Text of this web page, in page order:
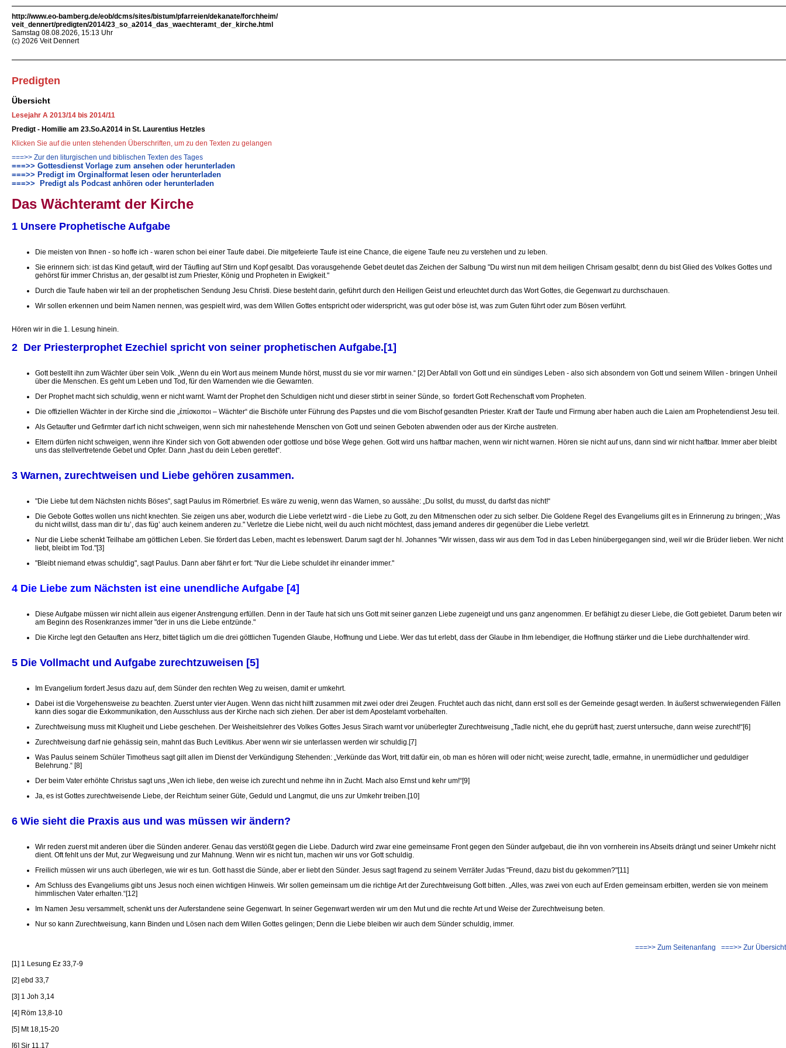
http://www.eo-bamberg.de/eob/dcms/sites/bistum/pfarreien/dekanate/forchheim/
veit_dennert/predigten/2014/23_so_a2014_das_waechteramt_der_kirche.html
Samstag 08.08.2026, 15:13 Uhr
(c) 2026 Veit Dennert
Predigten
Übersicht
Lesejahr A 2013/14 bis 2014/11
Predigt - Homilie am 23.So.A2014 in St. Laurentius Hetzles
Klicken Sie auf die unten stehenden Überschriften, um zu den Texten zu gelangen
===>> Zur den liturgischen und biblischen Texten des Tages
===>> Gottesdienst Vorlage zum ansehen oder herunterladen
===>> Predigt im Orginalformat lesen oder herunterladen
===>> Predigt als Podcast anhören oder herunterladen
Das Wächteramt der Kirche
1 Unsere Prophetische Aufgabe
Die meisten von Ihnen - so hoffe ich - waren schon bei einer Taufe dabei. Die mitgefeierte Taufe ist eine Chance, die eigene Taufe neu zu verstehen und zu leben.
Sie erinnern sich: ist das Kind getauft, wird der Täufling auf Stirn und Kopf gesalbt. Das vorausgehende Gebet deutet das Zeichen der Salbung "Du wirst nun mit dem heiligen Chrisam gesalbt; denn du bist Glied des Volkes Gottes und
gehörst für immer Christus an, der gesalbt ist zum Priester, König und Propheten in Ewigkeit."
Durch die Taufe haben wir teil an der prophetischen Sendung Jesu Christi. Diese besteht darin, geführt durch den Heiligen Geist und erleuchtet durch das Wort Gottes, die Gegenwart zu durchschauen.
Wir sollen erkennen und beim Namen nennen, was gespielt wird, was dem Willen Gottes entspricht oder widerspricht, was gut oder böse ist, was zum Guten führt oder zum Bösen verführt.
Hören wir in die 1. Lesung hinein.
2 Der Priesterprophet Ezechiel spricht von seiner prophetischen Aufgabe.[1]
Gott bestellt ihn zum Wächter über sein Volk. „Wenn du ein Wort aus meinem Munde hörst, musst du sie vor mir warnen.“ [2] Der Abfall von Gott und ein sündiges Leben - also sich absondern von Gott und seinem Willen - bringen Unheil
über die Menschen. Es geht um Leben und Tod, für den Warnenden wie die Gewarnten.
Der Prophet macht sich schuldig, wenn er nicht warnt. Warnt der Prophet den Schuldigen nicht und dieser stirbt in seiner Sünde, so fordert Gott Rechenschaft vom Propheten.
Die offiziellen Wächter in der Kirche sind die „ἐπίσκοποι – Wächter“ die Bischöfe unter Führung des Papstes und die vom Bischof gesandten Priester. Kraft der Taufe und Firmung aber haben auch die Laien am Prophetendienst Jesu teil.
Als Getaufter und Gefirmter darf ich nicht schweigen, wenn sich mir nahestehende Menschen von Gott und seinen Geboten abwenden oder aus der Kirche austreten.
Eltern dürfen nicht schweigen, wenn ihre Kinder sich von Gott abwenden oder gottlose und böse Wege gehen. Gott wird uns haftbar machen, wenn wir nicht warnen. Hören sie nicht auf uns, dann sind wir nicht haftbar. Immer aber bleibt
uns das stellvertretende Gebet und Opfer. Dann „hast du dein Leben gerettet“.
3 Warnen, zurechtweisen und Liebe gehören zusammen.
"Die Liebe tut dem Nächsten nichts Böses", sagt Paulus im Römerbrief. Es wäre zu wenig, wenn das Warnen, so aussähe: „Du sollst, du musst, du darfst das nicht!“
Die Gebote Gottes wollen uns nicht knechten. Sie zeigen uns aber, wodurch die Liebe verletzt wird - die Liebe zu Gott, zu den Mitmenschen oder zu sich selber. Die Goldene Regel des Evangeliums gilt es in Erinnerung zu bringen; „Was
du nicht willst, dass man dir tu’, das füg’ auch keinem anderen zu." Verletze die Liebe nicht, weil du auch nicht möchtest, dass jemand anderes dir gegenüber die Liebe verletzt.
Nur die Liebe schenkt Teilhabe am göttlichen Leben. Sie fördert das Leben, macht es lebenswert. Darum sagt der hl. Johannes "Wir wissen, dass wir aus dem Tod in das Leben hinübergegangen sind, weil wir die Brüder lieben. Wer nicht
liebt, bleibt im Tod."[3]
"Bleibt niemand etwas schuldig", sagt Paulus. Dann aber fährt er fort: "Nur die Liebe schuldet ihr einander immer."
4 Die Liebe zum Nächsten ist eine unendliche Aufgabe [4]
Diese Aufgabe müssen wir nicht allein aus eigener Anstrengung erfüllen. Denn in der Taufe hat sich uns Gott mit seiner ganzen Liebe zugeneigt und uns ganz angenommen. Er befähigt zu dieser Liebe, die Gott gebietet. Darum beten wir
am Beginn des Rosenkranzes immer "der in uns die Liebe entzünde."
Die Kirche legt den Getauften ans Herz, bittet täglich um die drei göttlichen Tugenden Glaube, Hoffnung und Liebe. Wer das tut erlebt, dass der Glaube in Ihm lebendiger, die Hoffnung stärker und die Liebe durchhaltender wird.
5 Die Vollmacht und Aufgabe zurechtzuweisen [5]
Im Evangelium fordert Jesus dazu auf, dem Sünder den rechten Weg zu weisen, damit er umkehrt.
Dabei ist die Vorgehensweise zu beachten. Zuerst unter vier Augen. Wenn das nicht hilft zusammen mit zwei oder drei Zeugen. Fruchtet auch das nicht, dann erst soll es der Gemeinde gesagt werden. In äußerst schwerwiegenden Fällen
kann dies sogar die Exkommunikation, den Ausschluss aus der Kirche nach sich ziehen. Der aber ist dem Apostelamt vorbehalten.
Zurechtweisung muss mit Klugheit und Liebe geschehen. Der Weisheitslehrer des Volkes Gottes Jesus Sirach warnt vor unüberlegter Zurechtweisung „Tadle nicht, ehe du geprüft hast; zuerst untersuche, dann weise zurecht!“[6]
Zurechtweisung darf nie gehässig sein, mahnt das Buch Levitikus. Aber wenn wir sie unterlassen werden wir schuldig.[7]
Was Paulus seinem Schüler Timotheus sagt gilt allen im Dienst der Verkündigung Stehenden: „Verkünde das Wort, tritt dafür ein, ob man es hören will oder nicht; weise zurecht, tadle, ermahne, in unermüdlicher und geduldiger
Belehrung.“ [8]
Der beim Vater erhöhte Christus sagt uns „Wen ich liebe, den weise ich zurecht und nehme ihn in Zucht. Mach also Ernst und kehr um!“[9]
Ja, es ist Gottes zurechtweisende Liebe, der Reichtum seiner Güte, Geduld und Langmut, die uns zur Umkehr treiben.[10]
6 Wie sieht die Praxis aus und was müssen wir ändern?
Wir reden zuerst mit anderen über die Sünden anderer. Genau das verstößt gegen die Liebe. Dadurch wird zwar eine gemeinsame Front gegen den Sünder aufgebaut, die ihn von vornherein ins Abseits drängt und seiner Umkehr nicht
dient. Oft fehlt uns der Mut, zur Wegweisung und zur Mahnung. Wenn wir es nicht tun, machen wir uns vor Gott schuldig.
Freilich müssen wir uns auch überlegen, wie wir es tun. Gott hasst die Sünde, aber er liebt den Sünder. Jesus sagt fragend zu seinem Verräter Judas "Freund, dazu bist du gekommen?"[11]
Am Schluss des Evangeliums gibt uns Jesus noch einen wichtigen Hinweis. Wir sollen gemeinsam um die richtige Art der Zurechtweisung Gott bitten. „Alles, was zwei von euch auf Erden gemeinsam erbitten, werden sie von meinem
himmlischen Vater erhalten.“[12]
Im Namen Jesu versammelt, schenkt uns der Auferstandene seine Gegenwart. In seiner Gegenwart werden wir um den Mut und die rechte Art und Weise der Zurechtweisung beten.
Nur so kann Zurechtweisung, kann Binden und Lösen nach dem Willen Gottes gelingen; Denn die Liebe bleiben wir auch dem Sünder schuldig, immer.
===>> Zum Seitenanfang
===>> Zur Übersicht
[1] 1 Lesung Ez 33,7-9
[2] ebd 33,7
[3] 1 Joh 3,14
[4] Röm 13,8-10
[5] Mt 18,15-20
[6] Sir 11,17